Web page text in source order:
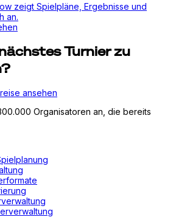
zeigt Spielpläne, Ergebnisse und
an.
Turnier zu
ansehen
Organisatoren an, die bereits